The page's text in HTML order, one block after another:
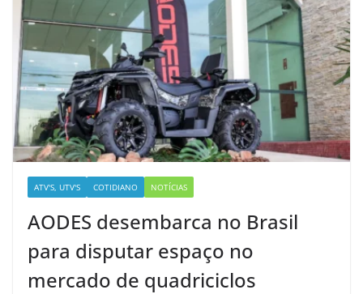
ATV'S, UTV'S COTIDIANO NOTÍCIAS
AODES desembarca no Brasil
para disputar espaço no
mercado de quadriciclos